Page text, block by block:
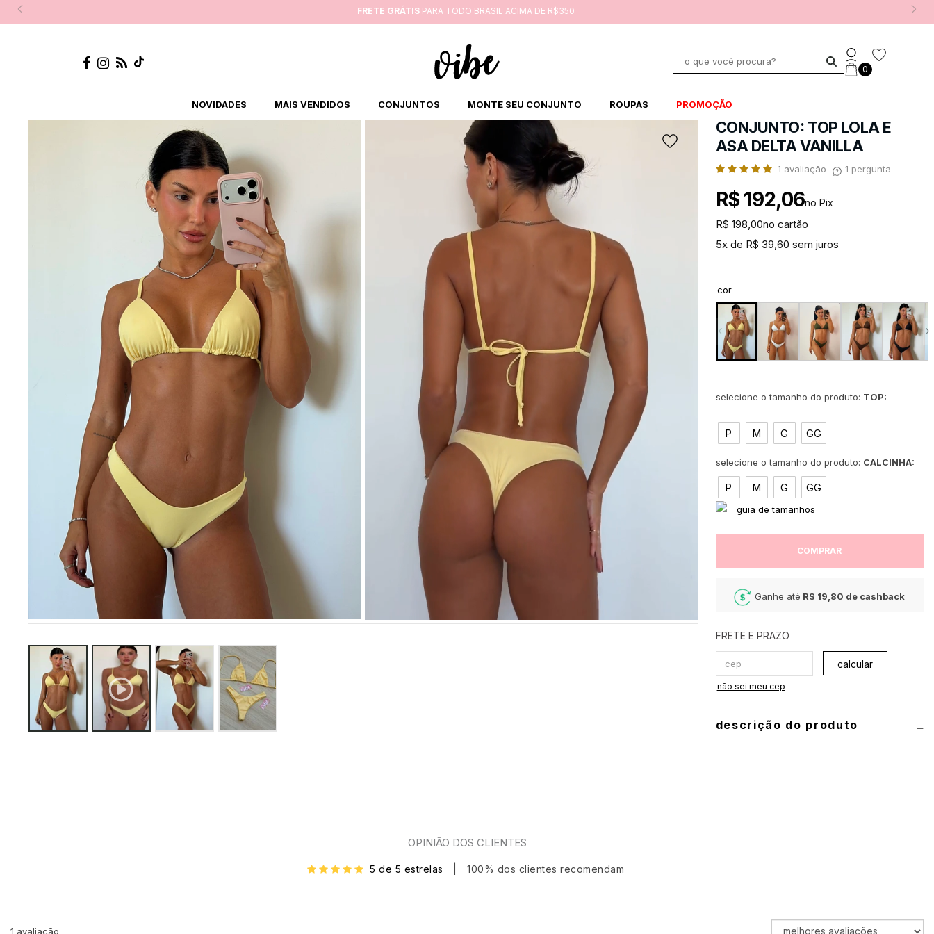
FRETE GRÁTIS PARA TODO BRASIL ACIMA DE R$350
0
NOVIDADES MAIS VENDIDOS CONJUNTOS MONTE SEU CONJUNTO ROUPAS PROMOÇÃO
CONJUNTO: TOP LOLA E
ASA DELTA VANILLA
1 avaliação 1 pergunta
R$ 192,06no Pix
R$ 198,00no cartão
5x de R$ 39,60 sem juros
cor
‹ ›
TOP:
P M G GG
CALCINHA:
P M G GG
COMPRAR
Ganhe até R$ 19,80 de cashback
calcular
não sei meu cep
descrição do produto
top:P 40•M 42•G 44•GG 46
P 34/36•M 38/40•G
OPINIÃO DOS CLIENTES
5 de 5 estrelas 100% dos clientes recomendam
1 avaliação
ORDENAR